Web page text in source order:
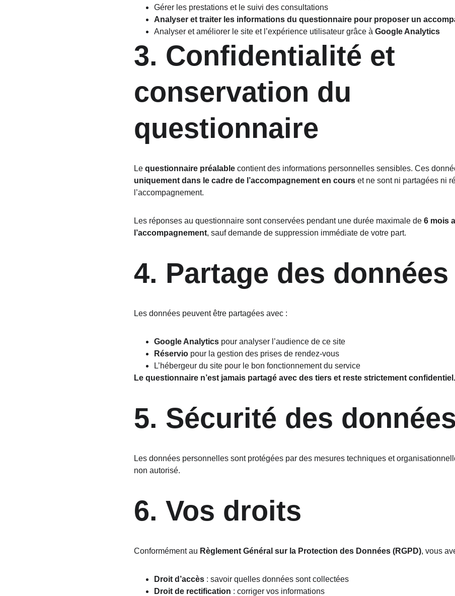
Gérer les prestations et le suivi des consultations
Analyser et traiter les informations du questionnaire pour proposer un
Analyser et améliorer le site et l’expérience utilisateur grâce à Google Analytics
3. Confidentialité et
conservation du
questionnaire
Le questionnaire préalable contient des informations personnelles sensibles. Ces
uniquement dans le cadre de l’accompagnement en cours et ne sont ni partagées ni
l’accompagnement.
Les réponses au questionnaire sont conservées pendant une durée maximale de 6 mois
l’accompagnement, sauf demande de suppression immédiate de votre part.
4. Partage des données
Les données peuvent être partagées avec :
Google Analytics pour analyser l’audience de ce site
Réservio pour la gestion des prises de rendez-vous
L’hébergeur du site pour le bon fonctionnement du service
Le questionnaire n’est jamais partagé avec des tiers et reste strictement confidentiel.
5. Sécurité des données
Les données personnelles sont protégées par des mesures techniques et
non autorisé.
6. Vos droits
Conformément au Règlement Général sur la Protection des Données (RGPD), vous
Droit d’accès : savoir quelles données sont collectées
Droit de rectification : corriger vos informations